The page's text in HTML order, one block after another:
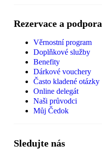
Rezervace a podpora
Věrnostní program
Doplňkové služby
Benefity
Dárkové vouchery
Často kladené otázky
Online delegát
Naši průvodci
Můj Čedok
Sledujte nás